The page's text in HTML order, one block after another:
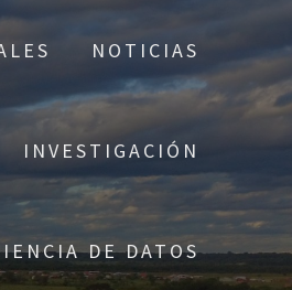
NOTICIAS
INVESTIGACIÓN
DE DATOS